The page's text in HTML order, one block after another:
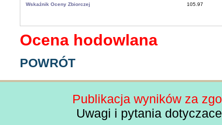
Wskaźnik Oceny Zbiorczej
105.97
Ocena hodowlana
POWRÓT
Publikacja wyników za
Uwagi i pytania